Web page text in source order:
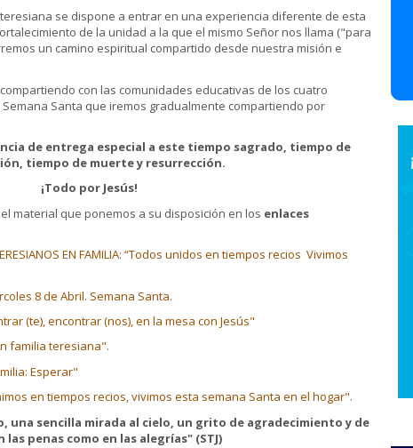
se dispone a entrar en una experiencia diferente de esta
de la unidad a la que el mismo Señor nos llama ("para
un camino espiritual compartido desde nuestra misión e
con las comunidades educativas de los cuatro
Santa que iremos gradualmente compartiendo por
de entrega especial a este tiempo sagrado, tiempo de
tiempo de muerte y resurrección.
¡Todo por Jesús!
material que ponemos a su disposición en los enlaces
EN FAMILIA: “Todos unidos en tiempos recios Vivimos
8 de Abril. Semana Santa.
(te), encontrar (nos), en la mesa con Jesús"
familia teresiana".
Esperar"
en tiempos recios, vivimos esta semana Santa en el hogar".
una sencilla mirada al cielo, un grito de agradecimiento y de
las penas como en las alegrías" (STJ)